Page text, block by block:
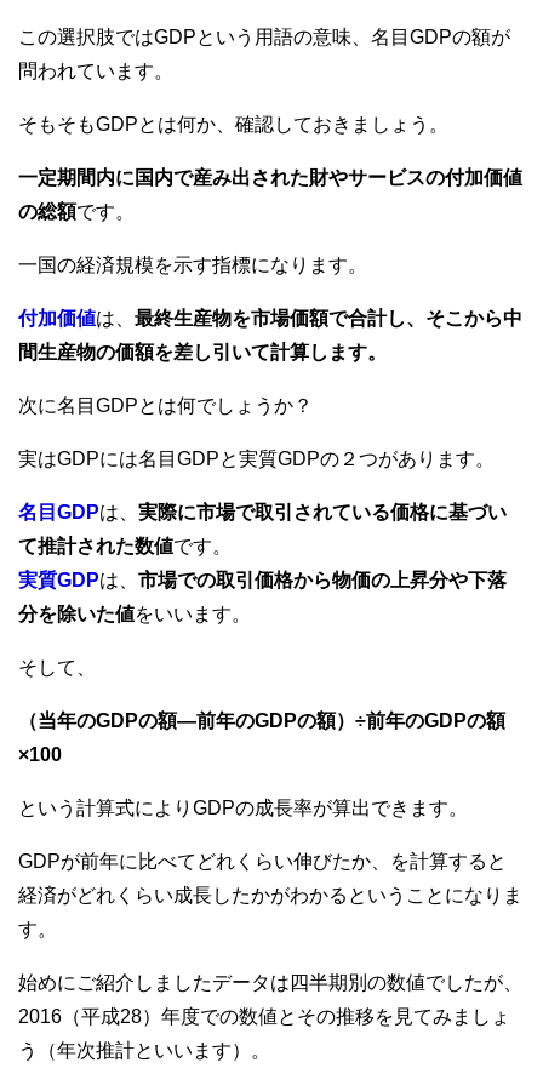
この選択肢ではGDPという用語の意味、名目GDPの額が
問われています。
そもそもGDPとは何か、確認しておきましょう。
一定期間内に国内で産み出された財やサービスの付加価値
の総額です。
一国の経済規模を示す指標になります。
付加価値は、 最終生産物を市場価額で合計し、そこから中
間生産物の価額を差し引いて計算します。
次に名目GDPとは何でしょうか？
実はGDPには名目GDPと実質GDPの２つがあります。
名目GDPは、 実際に市場で取引されている価格に基づい
て推計された数値です。
実質GDPは、 市場での取引価格から物価の上昇分や下落
分を除いた値をいいます。
そして、
（当年のGDPの額―前年のGDPの額）÷前年のGDPの額
×100
という計算式によりGDPの成長率が算出できます。
GDPが前年に比べてどれくらい伸びたか、を計算すると
経済がどれくらい成長したかがわかるということになりま
す。
始めにご紹介しましたデータは四半期別の数値でしたが、
2016（平成28）年度での数値とその推移を見てみましょ
う（年次推計といいます）。